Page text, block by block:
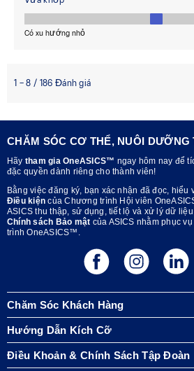
CHĂM SÓC CƠ THỂ, NUÔI DƯỠNG
Hãy tham gia OneASICS™ ngay hôm nay để
đặc quyền dành riêng cho thành viên!
Bằng việc đăng ký, bạn xác nhận đã đọc, hiểu
Điều kiện của Chương trình Hội viên
ASICS thu thập, sử dụng, tiết lộ và xử lý dữ
Chính sách Bảo mật của ASICS nhằm phục
trình OneASICS™.
Chăm Sóc Khách Hàng
Hướng Dẫn Kích Cỡ
Điều Khoản & Chính Sách Tập Đoàn